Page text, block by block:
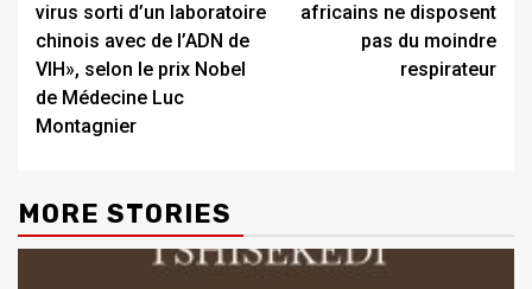
virus sorti d’un laboratoire
chinois avec de l’ADN de
VIH», selon le prix Nobel
de Médecine Luc
Montagnier
africains ne disposent
pas du moindre
respirateur
MORE STORIES